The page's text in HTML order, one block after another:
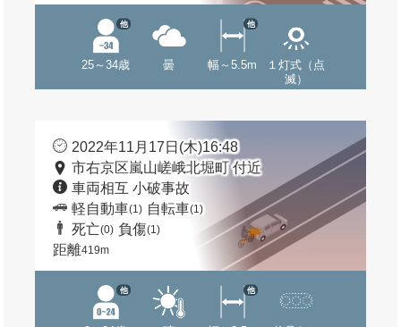
25～34歳
他
曇 幅～5.5m
他
１灯式（点
滅）
2022年11月17日(木)16:48
市右京区嵐山嵯峨北堀町 付近
車両相互 小破事故
軽自動車(1) 自転車(1)
死亡(0) 負傷(1)
距離419m
他 他